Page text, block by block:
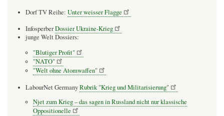
Dorf TV Reihe: Unter weisser Flagge
InfosperberDossier Ukraine-Krieg
junge Welt Dossiers:
"Blutiger Profit"
"NATO"
"Welt ohne Atomwaffen"
LabourNet GermanyRubrik "Krieg und Militarisierung"
Njet zum Krieg – das sagen in Russland nicht nur klassische
Oppositionelle